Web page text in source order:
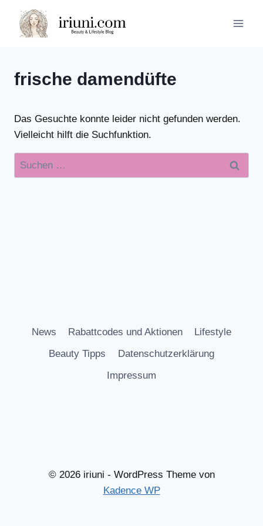
Inhalt
springen
frische damendüfte
Das Gesuchte konnte leider nicht gefunden werden.
Vielleicht hilft die Suchfunktion.
Suchen
nach:
News Rabattcodes und Aktionen
Lifestyle
Beauty Tipps
Datenschutzerklärung
Impressum
© 2026 iriuni - WordPress Theme von
Kadence WP